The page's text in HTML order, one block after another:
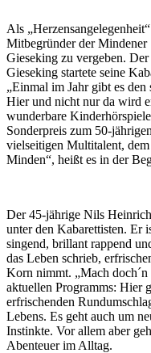
Als
Mitbegründer der Mindener
Gieseking zu vergeben.
Gieseking startete seine
„Einmal im Jahr gibt es den
Hier und nicht nur da wird
wunderbare
Sonderpreis zum 50-
vielseitigen Multitalent,
Minden“, heißt es in der
Der 45-jährige Nils
unter den Kabarettisten. Er
singend, brillant rappend
das Leben schrieb,
Korn nimmt. „Mach
aktuellen Programms: Hier
erfrischenden
Lebens. Es geht auch um
Instinkte. Vor allem aber
Abenteuer im Alltag.